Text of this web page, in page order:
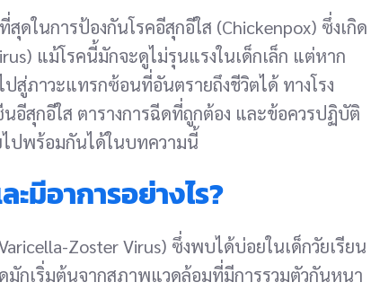
ในการป้องกันโรคอีสุกอีใส (Chickenpox) ซึ่งเกิด
แม้โรคนี้มักจะดูไม่รุนแรงในเด็กเล็ก แต่หาก
ภาวะแทรกซ้อนที่อันตรายถึงชีวิตได้ ทางโรง
อีสุกอีใส ตารางการฉีดที่ถูกต้อง และข้อควรปฏิบัติ
ปพร้อมกันได้ในบทความนี้
มีอาการอย่างไร?
Zoster Virus) ซึ่งพบได้บ่อยในเด็กวัยเรียน
กเริ่มต้นจากสภาพแวดล้อมที่มีการรวมตัวกันหนา